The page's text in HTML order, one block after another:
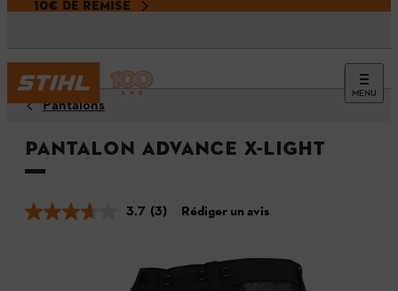
10€ DE REMISE
MENU
Pantalons
Pantalon ADVANCE X-LIGHT
3.7 (3) Rédiger un avis